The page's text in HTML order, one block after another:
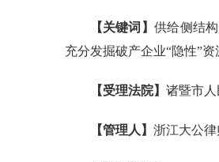
【关键词】供给侧结
充分发掘破产企业“隐性”
【受理法院】 诸暨市
【管理人】 浙江大公